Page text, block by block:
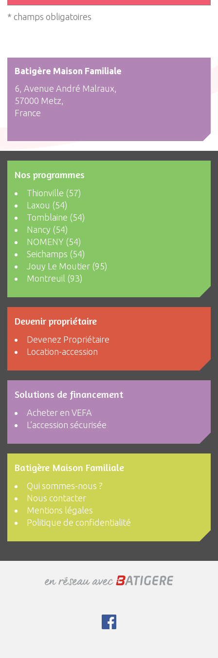
* champs obligatoires
Batigère Maison Familiale
6, Avenue André Malraux,
57000 Metz,
France
Nos programmes
Thionville (57)
Laxou (54)
Tomblaine (54)
Nancy (54)
NOMENY (54)
Seichamps (54)
Jouy Le Moutier (95)
Montreuil (93)
Devenir propriétaire
Devenez Propriétaire
Location-accession
Solutions de financement
Acheter en VEFA
L’accession sécurisée
Batigère Maison Familiale
Qui sommes-nous ?
Nous contacter
Mentions légales
Politique de confidentialité